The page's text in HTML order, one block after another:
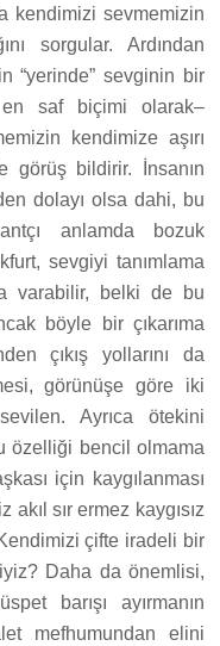
kendimizi sevmemizin
sorgular. Ardından
“yerinde” sevginin bir
saf biçimi olarak–
kendimize aşırı
görüş bildirir. İnsanın
dolayı olsa dahi, bu
anlamda bozuk
sevgiyi tanımlama
varabilir, belki de bu
böyle bir çıkarıma
çıkış yollarını da
görünüşe göre iki
Ayrıca ötekini
özelliği bencil olmama
için kaygılanması
sır ermez kaygısız
çifte iradeli bir
Daha da önemlisi,
barışı ayırmanın
mefhumundan elini